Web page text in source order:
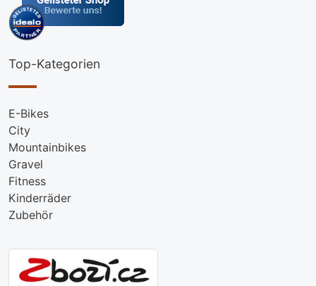
Top-Kategorien
E-Bikes
City
Mountainbikes
Gravel
Fitness
Kinderräder
Zubehör